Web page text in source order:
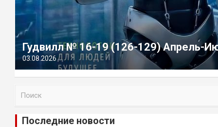
Гудвилл № 16-19 (126-129) Апрель-
03.08.2026
и
Последние новости